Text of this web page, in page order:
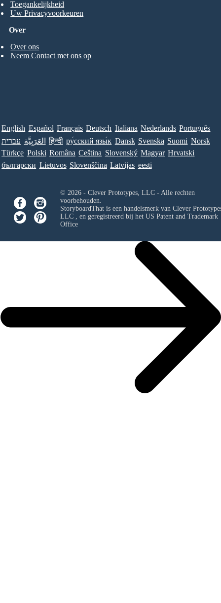
Over
Over ons
Neem Contact met ons op
Toegankelijkheid
Uw Privacyvoorkeuren
English Español Français Deutsch Italiana Nederlands Português
עברית العَرَبِيَّة हिन्दी ру́сский язы́к Dansk Svenska Suomi Norsk
Türkçe Polski Româna Ceština Slovenský Magyar Hrvatski
български Lietuvos Slovenščina Latvijas eesti
© 2026 - Clever Prototypes, LLC - Alle rechten
voorbehouden.
StoryboardThat is een handelsmerk van Clever
LLC, en geregistreerd bij het US Patent and Trademark
Office